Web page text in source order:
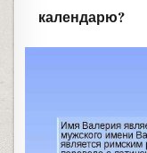
календарю?